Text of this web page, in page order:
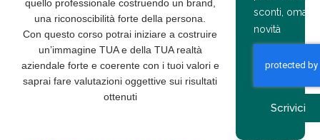
quello professionale costruendo un brand,
una riconoscibilità forte della persona.
Con questo corso potrai iniziare a costruire
un’immagine TUA e della TUA realtà
aziendale forte e coerente con i tuoi valori e
saprai fare valutazioni oggettive sui risultati
ottenuti
sconti,
novità
Scrivici